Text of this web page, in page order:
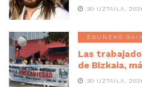
30 UZTAILA,
EGUNEKO GAIA
Las
de Bizkaia,
30 UZTAILA,